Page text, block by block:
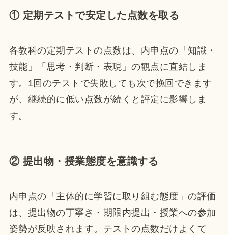
① 定期テストで安定した点数を取る
各教科の定期テストの点数は、内申点の「知識・
技能」「思考・判断・表現」の観点に直結しま
す。1回のテストで失敗しても次で挽回できます
が、継続的に低い点数が続くと評定に影響しま
す。
② 提出物・授業態度を意識する
内申点の「主体的に学習に取り組む態度」の評価
は、提出物の丁寧さ・期限内提出・授業への参加
姿勢が反映されます。テストの点数だけよくて